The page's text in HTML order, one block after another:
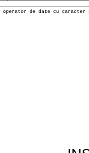
de date cu caracter